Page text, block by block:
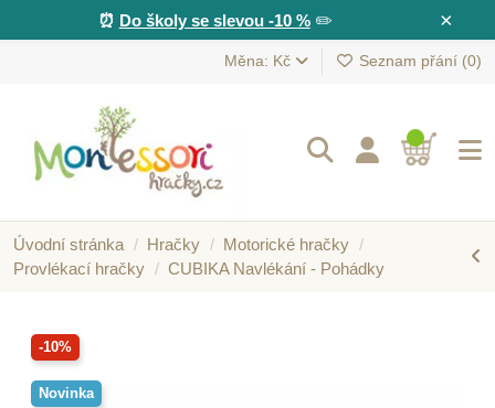
×
⏰ Do školy se slevou -10 %✏️
Měna: Kč Seznam přání (0)
Úvodní stránka Hračky
Motorické hračky
Provlékací hračky
CUBIKA Navlékání - Pohádky
-10%
Novinka